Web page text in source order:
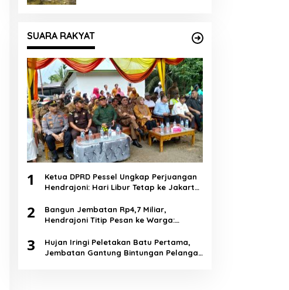
SUARA RAKYAT
1
Ketua DPRD Pessel Ungkap Perjuangan
Hendrajoni: Hari Libur Tetap ke Jakarta
2
Bangun Jembatan Rp4,7 Miliar,
Hendrajoni Titip Pesan ke Warga:
3
Hujan Iringi Peletakan Batu Pertama,
Jembatan Gantung Bintungan Pelangai